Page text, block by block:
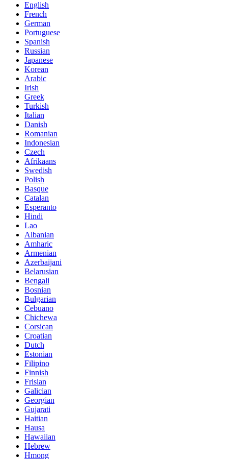
English
French
German
Portuguese
Spanish
Russian
Japanese
Korean
Arabic
Irish
Greek
Turkish
Italian
Danish
Romanian
Indonesian
Czech
Afrikaans
Swedish
Polish
Basque
Catalan
Esperanto
Hindi
Lao
Albanian
Amharic
Armenian
Azerbaijani
Belarusian
Bengali
Bosnian
Bulgarian
Cebuano
Chichewa
Corsican
Croatian
Dutch
Estonian
Filipino
Finnish
Frisian
Galician
Georgian
Gujarati
Haitian
Hausa
Hawaiian
Hebrew
Hmong